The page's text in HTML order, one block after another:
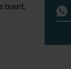
buurt,